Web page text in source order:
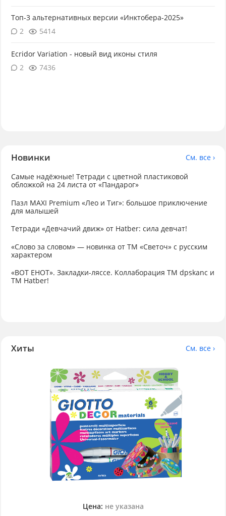
Топ-3 альтернативных версии «Инктобера-2025»
2
5414
Ecridor Variation - новый вид иконы стиля
2
7436
Новинки
См. все ›
Самые надёжные! Тетради с цветной пластиковой
обложкой на 24 листа от «Пандарог»
Пазл MAXI Premium «Лео и Тиг»: большое приключение
для малышей
Тетради «Девчачий движ» от Hatber: сила девчат!
«Слово за словом» — новинка от ТМ «Светоч» с русским
характером
«ВОТ ЕНОТ». Закладки-ляссе. Коллаборация TM dpskanc и
ТМ Hatber!
Хиты См. все ›
Цена: не указана